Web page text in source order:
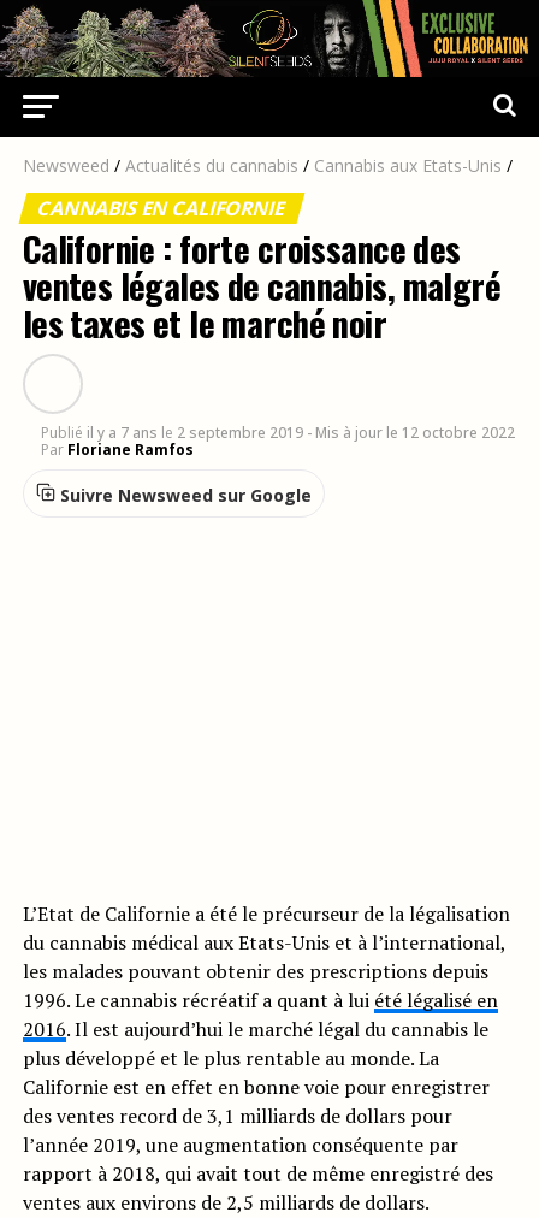
Newsweed / Actualités du cannabis / Cannabis aux Etats-Unis /
CANNABIS EN CALIFORNIE
Californie : forte croissance des
ventes légales de cannabis, malgré
les taxes et le marché noir
Publié il y a 7 ans le 2 septembre 2019 - Mis à jour le 12 octobre 2022
Par Floriane Ramfos
Suivre Newsweed sur Google
L’Etat de Californie a été le précurseur de la légalisation
du cannabis médical aux Etats-Unis et à l’international,
les malades pouvant obtenir des prescriptions depuis
1996. Le cannabis récréatif a quant à lui été légalisé en
2016. Il est aujourd’hui le marché légal du cannabis le
plus développé et le plus rentable au monde. La
Californie est en effet en bonne voie pour enregistrer
des ventes record de 3,1 milliards de dollars pour
l’année 2019, une augmentation conséquente par
rapport à 2018, qui avait tout de même enregistré des
ventes aux environs de 2,5 milliards de dollars.